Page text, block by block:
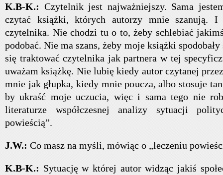
K.B-K.: Czytelnik jest najważniejszy. Sama
czytać książki, których autorzy mnie szanują. I
czytelnika. Nie chodzi tu o to, żeby schlebiać
podobać. Nie ma szans, żeby moje książki
się traktować czytelnika jak partnera w tej
uważam książkę. Nie lubię kiedy autor czytanej
mnie jak głupka, kiedy mnie poucza, albo stosuje
by ukraść moje uczucia, więc i sama tego nie
literaturze współczesnej analizy sytuacji
powieścią”.
J.W.: Co masz na myśli, mówiąc o „leczeniu
K.B-K.: Sytuację w której autor widząc jakiś